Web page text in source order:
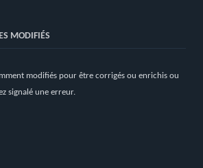
MODIFIÉS
modifiés pour être corrigés ou enrichis ou
signalé une erreur.